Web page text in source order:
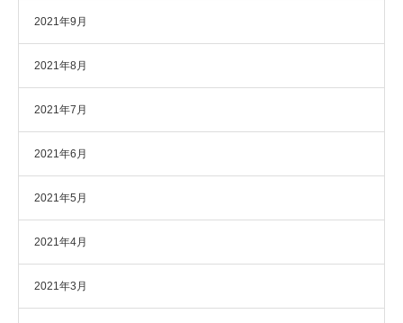
2021年9月
2021年8月
2021年7月
2021年6月
2021年5月
2021年4月
2021年3月